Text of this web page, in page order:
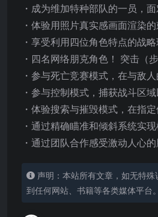
・成为维加特种部队的一员，
・体验用照片真实感画面渲染的
・享受利用四位角色特点的战略
・四名网络朋克角色！ 突击（
・参与死亡竞赛模式，在与敌
・参与控制模式，捕获战斗区
・体验搜索与摧毁模式，在指
・通过精确瞄准和倾斜系统实
・通过团队合作感受激动人心的
声明：本站所有文章，如无特
到任何网站、书籍等各类媒体平台